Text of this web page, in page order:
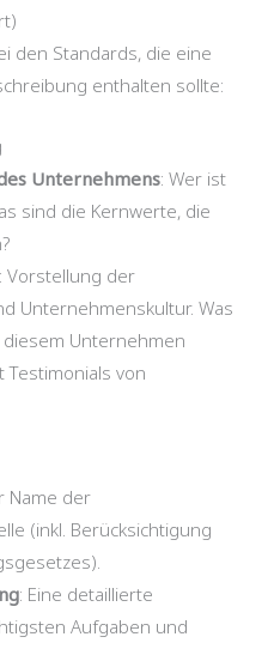
den Standards, die eine
enthalten sollte:
Unternehmens: Wer ist
sind die Kernwerte, die
: Vorstellung der
Unternehmenskultur. Was
Unternehmen
Testimonials von
Name der
(inkl. Berücksichtigung
: Eine detaillierte
Aufgaben und